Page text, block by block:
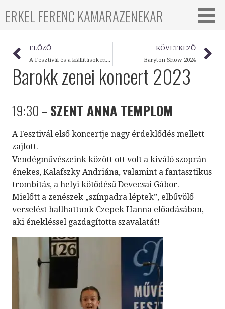
ERKEL FERENC KAMARAZENEKAR
ELŐZŐ
A Fesztivál és a kiállítások megnyitója 2023
KÖVETKEZŐ
Baryton Show 2024
Barokk zenei koncert 2023
19:30 –SZENT ANNA TEMPLOM
A Fesztivál első koncertje nagy érdeklődés mellett
zajlott.
Vendégművészeink között ott volt a kiváló szoprán
énekes, Kalafszky Andriána, valamint a fantasztikus
trombitás, a helyi kötődésű Devecsai Gábor.
Mielőtt a zenészek „színpadra léptek”, elbűvölő
verselést hallhattunk Czepek Hanna előadásában,
aki énekléssel gazdagította szavalatát!